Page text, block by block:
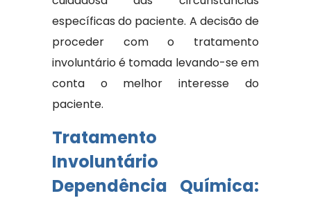
específicas do paciente. A decisão de
proceder com o tratamento
involuntário é tomada levando-se em
conta o melhor interesse do
paciente.
Tratamento
Involuntário
Dependência Química: